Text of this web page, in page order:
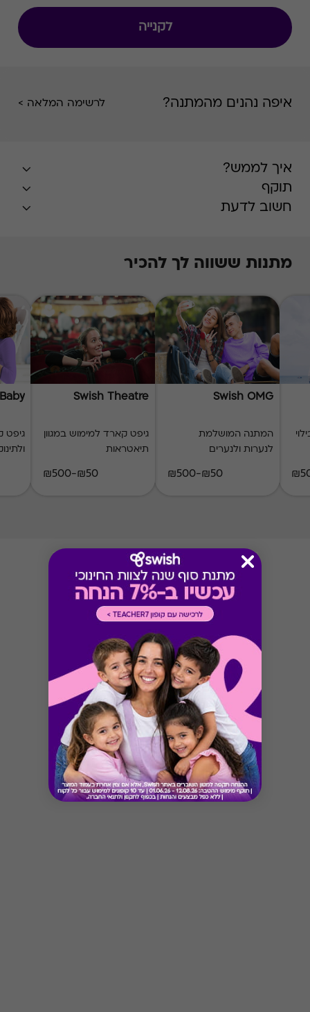
התנאים ו/או המצגים ו/או רשימת הרשתות וכו'.
לקנייה
איפה נהנים מהמתנה? לרשימה המלאה >
איך לממש?
תוקף
חשוב לדעת
מתנות ששווה לך להכיר
Swish OMG
המתנה המושלמת
לנערות ולנערים
₪50-₪500
Swish Theatre
גיפט קארד למימוש במגוון
תיאטראות
₪50-₪500
גיפט